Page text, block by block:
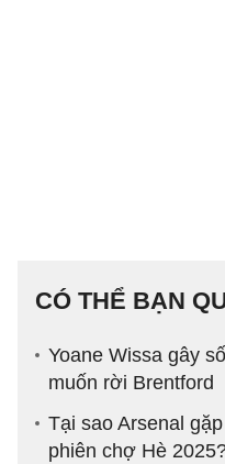
CÓ THỂ BẠN
Yoane Wissa gây
muốn rời Brentford
Tại sao Arsenal
phiên chợ Hè